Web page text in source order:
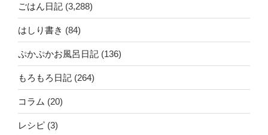
ごはん日記 (3,288)
はしり書き (84)
ぷかぷかお風呂日記 (136)
もろもろ日記 (264)
コラム (20)
レシピ (3)